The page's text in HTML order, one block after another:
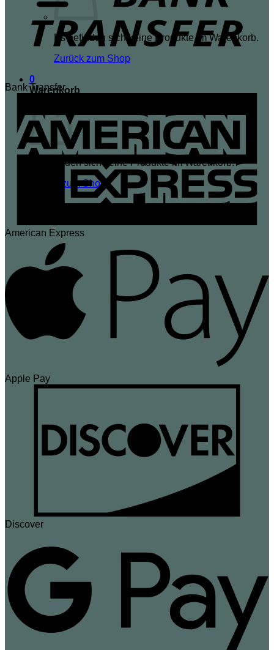
Es befinden sich keine Produkte im Warenkorb.
Zurück zum Shop
0
Warenkorb
Es befinden sich keine Produkte im Warenkorb.
Zurück zum Shop
Bank Transfer
American Express
Apple Pay
Discover